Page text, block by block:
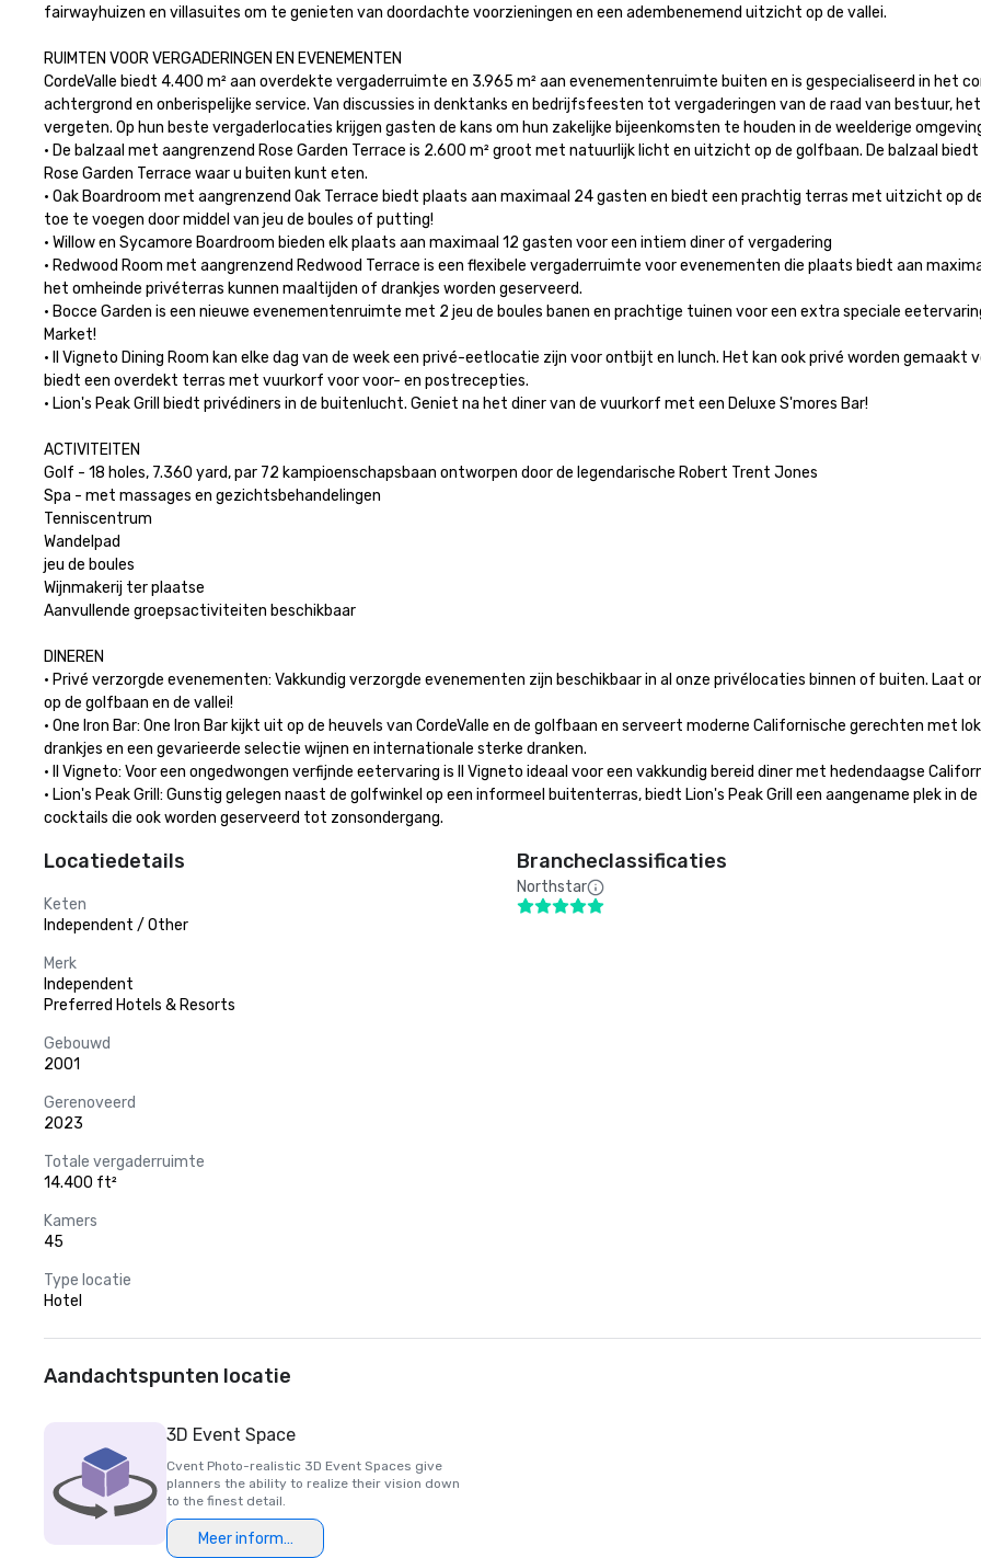
fairwayhuizen en villasuites om te genieten van doordachte voorzieningen en een adembenemend uitzicht op de vallei.
RUIMTEN VOOR VERGADERINGEN EN EVENEMENTEN
CordeValle biedt 4.400 m² aan overdekte vergaderruimte en 3.965 m² aan evenementenruimte buiten en is gespecialiseerd in het
achtergrond en onberispelijke service. Van discussies in denktanks en bedrijfsfeesten tot vergaderingen van de raad van bestuur,
vergeten. Op hun beste vergaderlocaties krijgen gasten de kans om hun zakelijke bijeenkomsten te houden in de weelderige
• De balzaal met aangrenzend Rose Garden Terrace is 2.600 m² groot met natuurlijk licht en uitzicht op de golfbaan. De balzaal
Rose Garden Terrace waar u buiten kunt eten.
• Oak Boardroom met aangrenzend Oak Terrace biedt plaats aan maximaal 24 gasten en biedt een prachtig terras met uitzicht op
toe te voegen door middel van jeu de boules of putting!
• Willow en Sycamore Boardroom bieden elk plaats aan maximaal 12 gasten voor een intiem diner of vergadering
• Redwood Room met aangrenzend Redwood Terrace is een flexibele vergaderruimte voor evenementen die plaats biedt aan
het omheinde privéterras kunnen maaltijden of drankjes worden geserveerd.
• Bocce Garden is een nieuwe evenementenruimte met 2 jeu de boules banen en prachtige tuinen voor een extra speciale
Market!
• Il Vigneto Dining Room kan elke dag van de week een privé-eetlocatie zijn voor ontbijt en lunch. Het kan ook privé worden
biedt een overdekt terras met vuurkorf voor voor- en postrecepties.
• Lion's Peak Grill biedt privédiners in de buitenlucht. Geniet na het diner van de vuurkorf met een Deluxe S'mores Bar!
ACTIVITEITEN
Golf - 18 holes, 7.360 yard, par 72 kampioenschapsbaan ontworpen door de legendarische Robert Trent Jones
Spa - met massages en gezichtsbehandelingen
Tenniscentrum
Wandelpad
jeu de boules
Wijnmakerij ter plaatse
Aanvullende groepsactiviteiten beschikbaar
DINEREN
• Privé verzorgde evenementen: Vakkundig verzorgde evenementen zijn beschikbaar in al onze privélocaties binnen of buiten.
op de golfbaan en de vallei!
• One Iron Bar: One Iron Bar kijkt uit op de heuvels van CordeValle en de golfbaan en serveert moderne Californische gerechten met
drankjes en een gevarieerde selectie wijnen en internationale sterke dranken.
• Il Vigneto: Voor een ongedwongen verfijnde eetervaring is Il Vigneto ideaal voor een vakkundig bereid diner met hedendaagse
• Lion's Peak Grill: Gunstig gelegen naast de golfwinkel op een informeel buitenterras, biedt Lion's Peak Grill een aangename plek in
cocktails die ook worden geserveerd tot zonsondergang.
Locatiedetails
Keten
Independent / Other
Merk
Independent
Preferred Hotels & Resorts
Gebouwd
2001
Gerenoveerd
2023
Totale vergaderruimte
14.400 ft²
Kamers
45
Type locatie
Hotel
Brancheclassificaties
Northstar
Aandachtspunten locatie
3D Event Space
Cvent Photo-realistic 3D Event Spaces give
planners the ability to realize their vision down
to the finest detail.
Meer informatie